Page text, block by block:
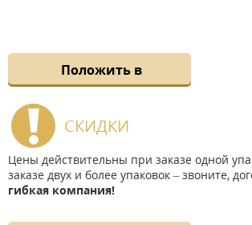
Положить в
СКИДКИ
Цены действительны при заказе одной
заказе двух и более упаковок – звоните,
гибкая компания!